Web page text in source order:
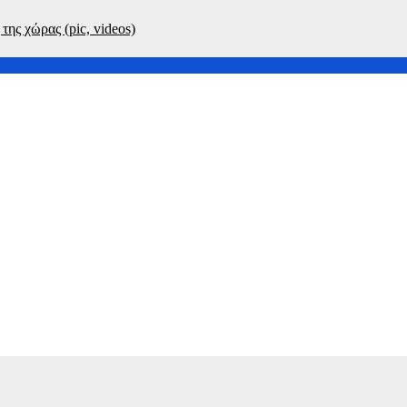
της χώρας (pic, videos)